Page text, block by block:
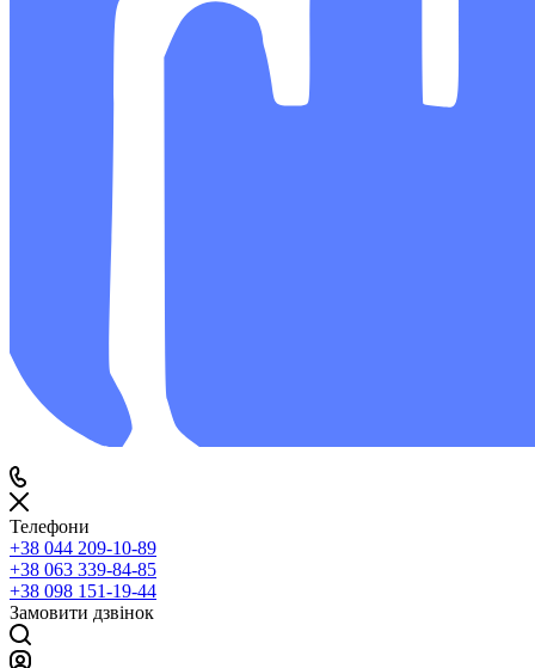
Телефони
+38 044 209-10-89
+38 063 339-84-85
+38 098 151-19-44
Замовити дзвінок